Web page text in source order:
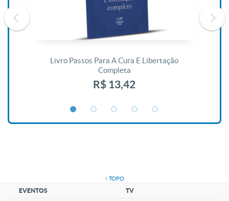
Livro Passos Para A Cura E Libertação
Completa
R$ 13,42
↑ TOPO
EVENTOS TV